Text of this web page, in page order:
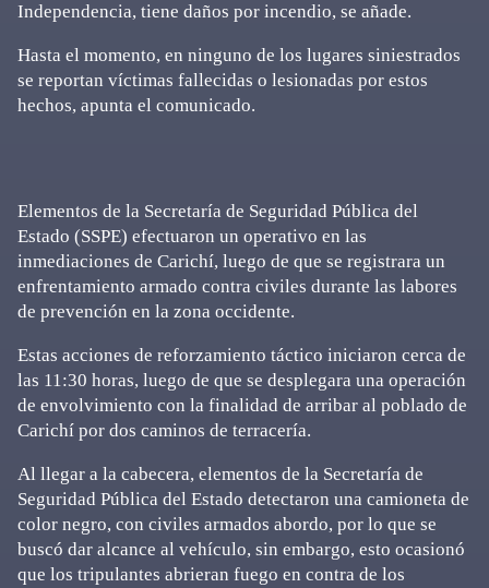
Independencia, tiene daños por incendio, se añade.
Hasta el momento, en ninguno de los lugares siniestrados
se reportan víctimas fallecidas o lesionadas por estos
hechos, apunta el comunicado.
Elementos de la Secretaría de Seguridad Pública del
Estado (SSPE) efectuaron un operativo en las
inmediaciones de Carichí, luego de que se registrara un
enfrentamiento armado contra civiles durante las labores
de prevención en la zona occidente.
Estas acciones de reforzamiento táctico iniciaron cerca de
las 11:30 horas, luego de que se desplegara una operación
de envolvimiento con la finalidad de arribar al poblado de
Carichí por dos caminos de terracería.
Al llegar a la cabecera, elementos de la Secretaría de
Seguridad Pública del Estado detectaron una camioneta de
color negro, con civiles armados abordo, por lo que se
buscó dar alcance al vehículo, sin embargo, esto ocasionó
que los tripulantes abrieran fuego en contra de los